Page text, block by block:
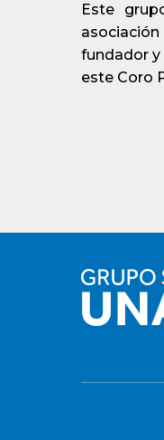
Este
fundador y
este Coro